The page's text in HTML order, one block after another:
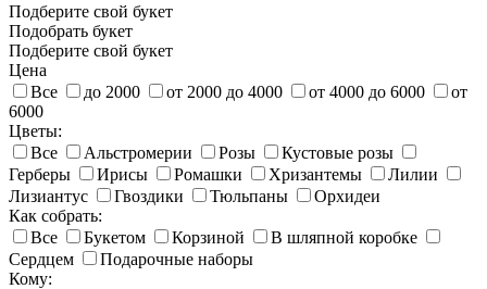
Подберите свой букет
Подобрать букет
Подберите свой букет
Цена
Все
до 2000 от 2000 до 4000 от 4000 до 6000
от
6000
Цветы:
Все
Альстромерии Розы
Кустовые розы
Герберы
Ирисы Ромашки Хризантемы
Лилии
Лизиантус
Гвоздики Тюльпаны
Орхидеи
Как собрать:
Все
Букетом Корзиной
В шляпной коробке
Сердцем
Подарочные наборы
Кому: